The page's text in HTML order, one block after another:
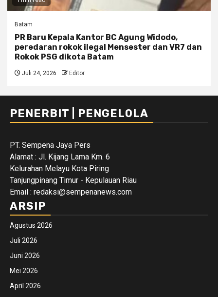
Batam
PR Baru Kepala Kantor BC Agung Widodo,
peredaran rokok ilegal Mensester dan VR7 dan
Rokok PSG dikota Batam
Juli 24, 2026 Editor
PENERBIT | PENGELOLA
PT. Sempena Jaya Pers
Alamat : Jl. Kijang Lama Km. 6
Kelurahan Melayu Kota Piring
Tanjungpinang Timur - Kepulauan Riau
Email : redaksi@sempenanews.com
ARSIP
Agustus 2026
Juli 2026
Juni 2026
Mei 2026
April 2026